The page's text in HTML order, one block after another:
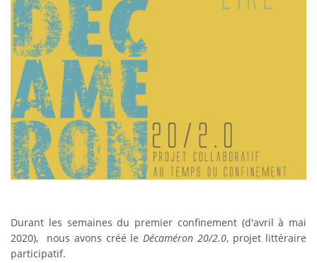
Durant les semaines du premier confinement (d'avril à mai
2020), nous avons créé leDécaméron 20/2.0, projet littéraire
participatif.